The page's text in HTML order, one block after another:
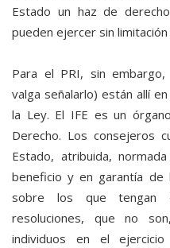
Estado un haz de
pueden ejercer sin limitación
Para el PRI, sin
valga señalarlo) están allí
la Ley. El IFE es un
Derecho. Los consejeros
Estado, atribuida,
beneficio y en garantía de
sobre los que tengan
resoluciones, que no
individuos en el